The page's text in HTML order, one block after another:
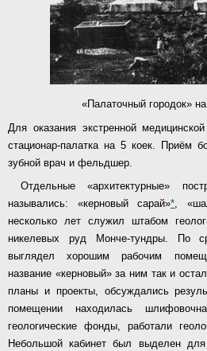
«Палаточный городок»
Для оказания экстренной
стационар-палатка на 5 коек. Приём
зубной врач и фельдшер.
Отдельные «архитектурные»
назывались: «керновый сарай»*,
несколько лет служил штабом
никелевых руд Монче-тундры. По
выглядел хорошим рабочим
название «керновый» за ним так и
планы и проекты, обсуждались
помещении находилась
геологические фонды, работали
Небольшой кабинет был выделен